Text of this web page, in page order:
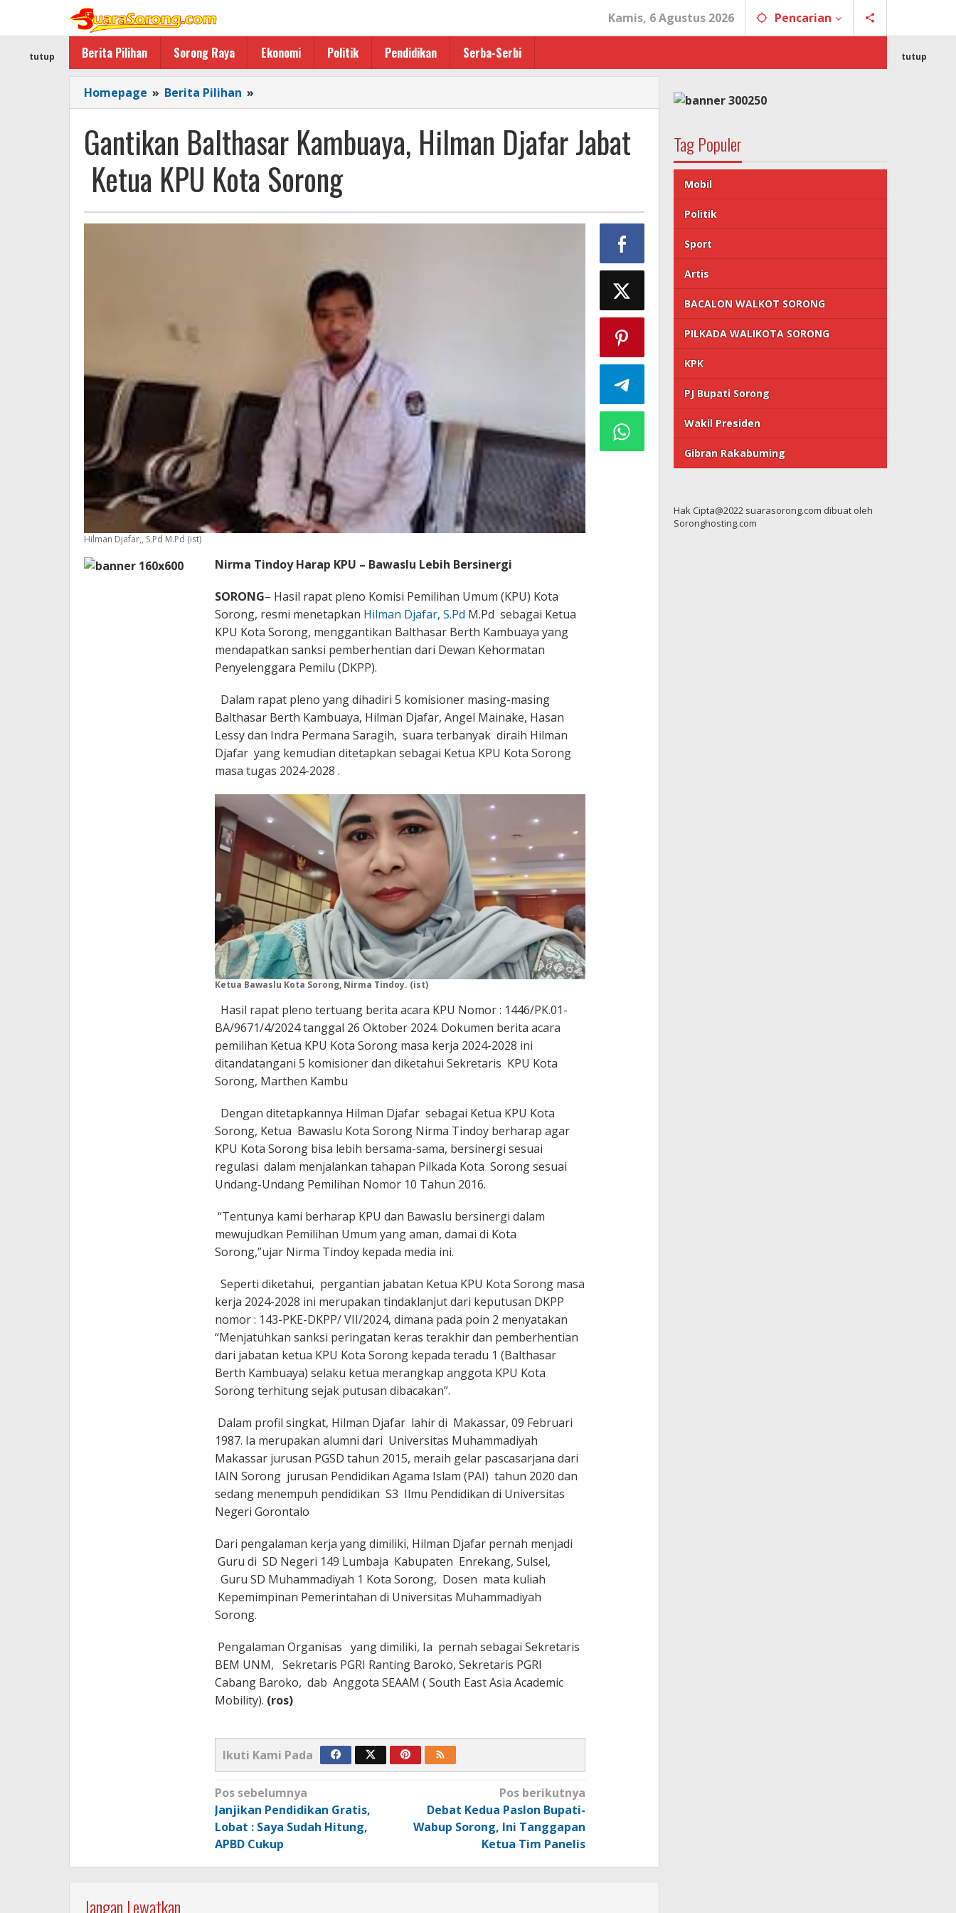
Kamis, 6 Agustus 2026 Pencarian
Berita Pilihan Sorong Raya Ekonomi Politik Pendidikan Serba-Serbi
tutup tutup
Homepage » Berita Pilihan »
Balthasar
Hilman
Djafar
Jabat
Ketua
KPU
Kota
Gantikan Balthasar Kambuaya, Hilman Djafar Jabat
Ketua KPU Kota Sorong
Hilman Djafar,, S.Pd M.Pd (ist)
Nirma Tindoy Harap KPU – Bawaslu Lebih Bersinergi
SORONG– Hasil rapat pleno Komisi Pemilihan Umum (KPU) Kota
Sorong, resmi menetapkan Hilman Djafar, S.Pd M.Pd sebagai Ketua
KPU Kota Sorong, menggantikan Balthasar Berth Kambuaya yang
mendapatkan sanksi pemberhentian dari Dewan Kehormatan
Penyelenggara Pemilu (DKPP).
Dalam rapat pleno yang dihadiri 5 komisioner masing-masing
Balthasar Berth Kambuaya, Hilman Djafar, Angel Mainake, Hasan
Lessy dan Indra Permana Saragih, suara terbanyak diraih Hilman
Djafar yang kemudian ditetapkan sebagai Ketua KPU Kota Sorong
masa tugas 2024-2028 .
Ketua Bawaslu Kota Sorong, Nirma Tindoy. (ist)
Hasil rapat pleno tertuang berita acara KPU Nomor : 1446/PK.01-
BA/9671/4/2024 tanggal 26 Oktober 2024. Dokumen berita acara
pemilihan Ketua KPU Kota Sorong masa kerja 2024-2028 ini
ditandatangani 5 komisioner dan diketahui Sekretaris KPU Kota
Sorong, Marthen Kambu
Dengan ditetapkannya Hilman Djafar sebagai Ketua KPU Kota
Sorong, Ketua Bawaslu Kota Sorong Nirma Tindoy berharap agar
KPU Kota Sorong bisa lebih bersama-sama, bersinergi sesuai
regulasi dalam menjalankan tahapan Pilkada Kota Sorong sesuai
Undang-Undang Pemilihan Nomor 10 Tahun 2016.
“Tentunya kami berharap KPU dan Bawaslu bersinergi dalam
mewujudkan Pemilihan Umum yang aman, damai di Kota
Sorong,”ujar Nirma Tindoy kepada media ini.
Seperti diketahui, pergantian jabatan Ketua KPU Kota Sorong masa
kerja 2024-2028 ini merupakan tindaklanjut dari keputusan DKPP
nomor : 143-PKE-DKPP/ VII/2024, dimana pada poin 2 menyatakan
“Menjatuhkan sanksi peringatan keras terakhir dan pemberhentian
dari jabatan ketua KPU Kota Sorong kepada teradu 1 (Balthasar
Berth Kambuaya) selaku ketua merangkap anggota KPU Kota
Sorong terhitung sejak putusan dibacakan”.
Dalam profil singkat, Hilman Djafar lahir di Makassar, 09 Februari
1987. Ia merupakan alumni dari Universitas Muhammadiyah
Makassar jurusan PGSD tahun 2015, meraih gelar pascasarjana dari
IAIN Sorong jurusan Pendidikan Agama Islam (PAI) tahun 2020 dan
sedang menempuh pendidikan S3 Ilmu Pendidikan di Universitas
Negeri Gorontalo
Dari pengalaman kerja yang dimiliki, Hilman Djafar pernah menjadi
Guru di SD Negeri 149 Lumbaja Kabupaten Enrekang, Sulsel,
Guru SD Muhammadiyah 1 Kota Sorong, Dosen mata kuliah
Kepemimpinan Pemerintahan di Universitas Muhammadiyah
Sorong.
Pengalaman Organisas yang dimiliki, Ia pernah sebagai Sekretaris
BEM UNM, Sekretaris PGRI Ranting Baroko, Sekretaris PGRI
Cabang Baroko, dab Anggota SEAAM ( South East Asia Academic
Mobility). (ros)
Ikuti Kami Pada
Navigasi
pos
Pos sebelumnya
Janjikan Pendidikan Gratis,
Lobat : Saya Sudah Hitung,
APBD Cukup
Pos berikutnya
Debat Kedua Paslon Bupati-
Wabup Sorong, Ini Tanggapan
Ketua Tim Panelis
Jangan Lewatkan
Tag Populer
Mobil
Politik
Sport
Artis
BACALON WALKOT SORONG
PILKADA WALIKOTA SORONG
KPK
PJ Bupati Sorong
Wakil Presiden
Gibran Rakabuming
Hak Cipta@2022 suarasorong.com dibuat oleh
Soronghosting.com